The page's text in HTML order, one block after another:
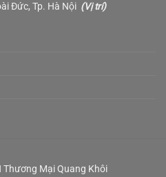
Đức, Tp. Hà Nội (Vị trí)
Thương Mại Quang Khôi